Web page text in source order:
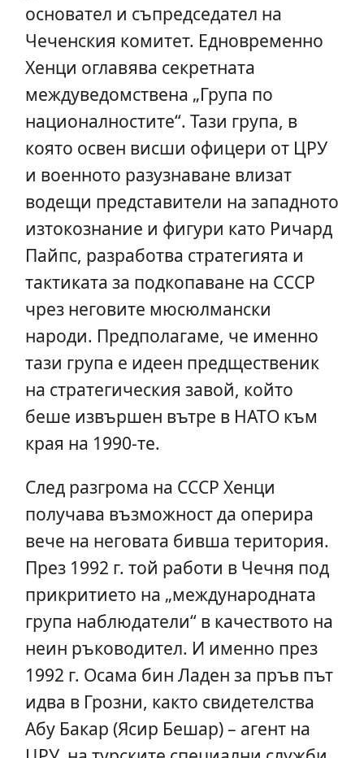
основател и съпредседател на
Чеченския комитет. Едновременно
Хенци оглавява секретната
междуведомствена „Група по
националностите“. Тази група, в
която освен висши офицери от ЦРУ
и военното разузнаване влизат
водещи представители на западното
изтокознание и фигури като Ричард
Пайпс, разработва стратегията и
тактиката за подкопаване на СССР
чрез неговите мюсюлмански
народи. Предполагаме, че именно
тази група е идеен предщественик
на стратегическия завой, който
беше извършен вътре в НАТО към
края на 1990-те.
След разгрома на СССР Хенци
получава възможност да оперира
вече на неговата бивша територия.
През 1992 г. той работи в Чечня под
прикритието на „международната
група наблюдатели“ в качеството на
неин ръководител. И именно през
1992 г. Осама бин Ладен за пръв път
идва в Грозни, както свидетелства
Абу Бакар (Ясир Бешар) – агент на